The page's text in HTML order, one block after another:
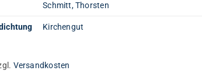
Schmitt, Thorsten
Kirchengut
Versandkosten